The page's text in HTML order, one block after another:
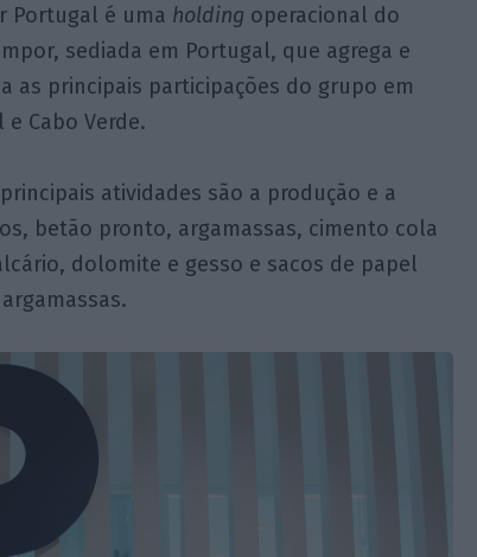
Portugal é uma holding operacional do
sediada em Portugal, que agrega e
as principais participações do grupo em
e Cabo Verde.
atividades são a produção e a
betão pronto, argamassas, cimento cola
dolomite e gesso e sacos de papel